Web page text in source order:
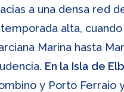
a una densa red
alta,
Marina hasta
En la Isla de
y Porto Ferraio